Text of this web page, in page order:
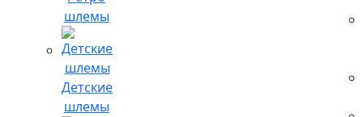
шлемы
Детские
шлемы